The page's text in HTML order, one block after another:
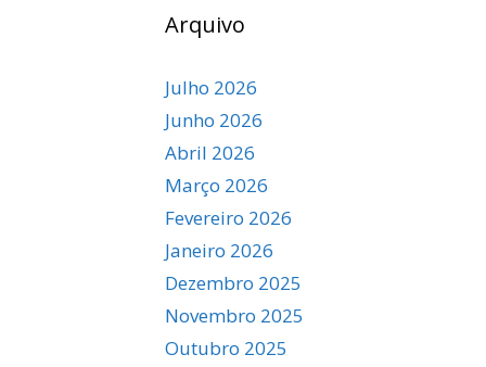
Arquivo
Julho 2026
Junho 2026
Abril 2026
Março 2026
Fevereiro 2026
Janeiro 2026
Dezembro 2025
Novembro 2025
Outubro 2025